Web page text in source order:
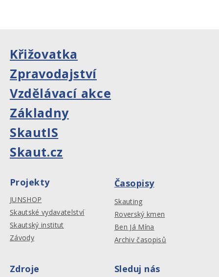
Křižovatka
Zpravodajství
Vzdělávací akce
Základny
SkautIS
Skaut.cz
Projekty
JUNSHOP
Skautské vydavatelství
Skautský institut
Závody
Časopisy
Skauting
Roverský kmen
Ben Já Mína
Archiv časopisů
Zdroje Sleduj nás